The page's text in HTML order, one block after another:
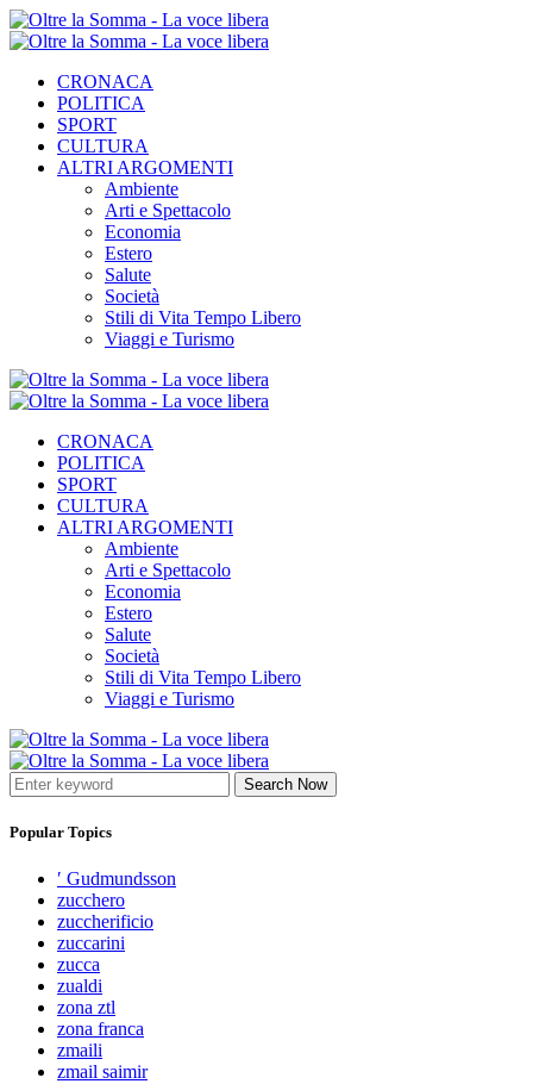
CRONACA
POLITICA
SPORT
CULTURA
ALTRI ARGOMENTI
Ambiente
Arti e Spettacolo
Economia
Estero
Salute
Società
Stili di Vita Tempo Libero
Viaggi e Turismo
CRONACA
POLITICA
SPORT
CULTURA
ALTRI ARGOMENTI
Ambiente
Arti e Spettacolo
Economia
Estero
Salute
Società
Stili di Vita Tempo Libero
Viaggi e Turismo
Search Now
Popular Topics
′ Gudmundsson
zucchero
zuccherificio
zuccarini
zucca
zualdi
zona ztl
zona franca
zmaili
zmail saimir